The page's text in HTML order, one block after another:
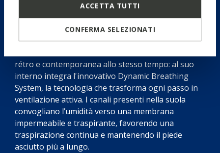
ACCETTA TUTTI
CONFERMA SELEZIONATI
Dynamic Breathing System
rétro e contemporanea allo stesso tempo: al suo
interno integra l'innovativo Dynamic Breathing
System, la tecnologia che trasforma ogni passo in
ventilazione attiva. I canali presenti nella suola
convogliano l’umidità verso una membrana
impermeabile e traspirante, favorendo una
traspirazione continua e mantenendo il piede
asciutto più a lungo.